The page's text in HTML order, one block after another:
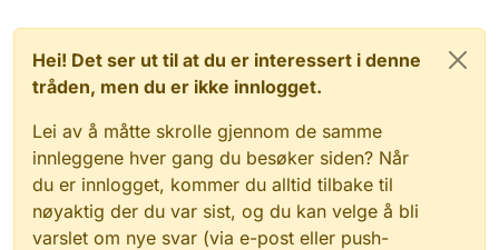
Hei! Det ser ut til at du er interessert i denne
tråden, men du er ikke innlogget.
Lei av å måtte skrolle gjennom de samme
innleggene hver gang du besøker siden? Når
du er innlogget, kommer du alltid tilbake til
nøyaktig der du var sist, og du kan velge å bli
varslet om nye svar (via e-post eller push-